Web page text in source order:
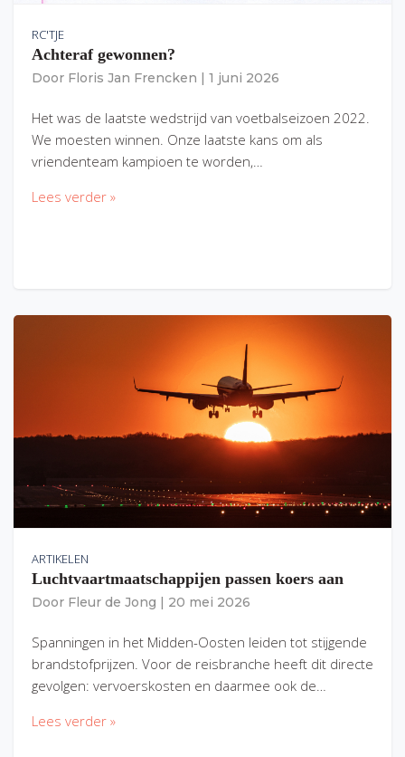
RC'TJE
Achteraf gewonnen?
Door Floris Jan Frencken 1 juni 2026
Het was de laatste wedstrijd van voetbalseizoen 2022.
We moesten winnen. Onze laatste kans om als
vriendenteam kampioen te worden,…
Lees verder »
ARTIKELEN
Luchtvaartmaatschappijen passen koers aan
Door Fleur de Jong 20 mei 2026
Spanningen in het Midden-Oosten leiden tot stijgende
brandstofprijzen. Voor de reisbranche heeft dit directe
gevolgen: vervoerskosten en daarmee ook de…
Lees verder »